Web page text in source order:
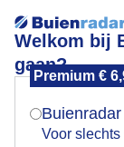
Welkom bij
gaan?
Premium €
Voor slechts
Wolkenband
Mogen